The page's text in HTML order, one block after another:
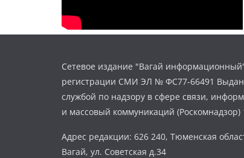
Сетевое издание "Вагай
регистрации СМИ ЭЛ № ФС77-66491
службой по надзору в сфере связи,
и массовый коммуникаций (Роскомнадзор)
Адрес редакции: 626 240, Тюменская
Вагай, ул. Советская д.34